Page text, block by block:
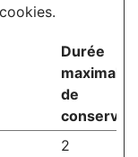
Durée
maximale
de
2